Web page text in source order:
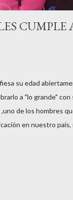
CUMPLE
su edad
a "lo grande" con
de los hombres
en nuestro
que a lo largo de su